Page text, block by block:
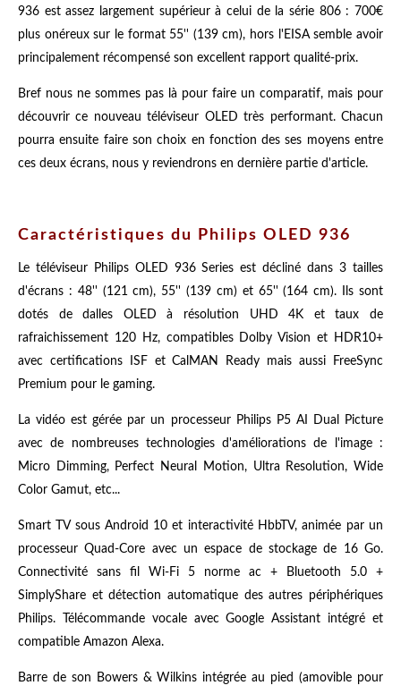
936 est assez largement supérieur à celui de la série 806 : 700€
plus onéreux sur le format 55'' (139 cm), hors l'EISA semble avoir
principalement récompensé son excellent rapport qualité-prix.
Bref nous ne sommes pas là pour faire un comparatif, mais pour
découvrir ce nouveau téléviseur OLED très performant. Chacun
pourra ensuite faire son choix en fonction des ses moyens entre
ces deux écrans, nous y reviendrons en dernière partie d'article.
Caractéristiques du Philips OLED 936
Le téléviseur Philips OLED 936 Series est décliné dans 3 tailles
d'écrans : 48'' (121 cm), 55'' (139 cm) et 65'' (164 cm). Ils sont
dotés de dalles OLED à résolution UHD 4K et taux de
rafraichissement 120 Hz, compatibles Dolby Vision et HDR10+
avec certifications ISF et CalMAN Ready mais aussi FreeSync
Premium pour le gaming.
La vidéo est gérée par un processeur Philips P5 AI Dual Picture
avec de nombreuses technologies d'améliorations de l'image :
Micro Dimming, Perfect Neural Motion, Ultra Resolution, Wide
Color Gamut, etc...
Smart TV sous Android 10 et interactivité HbbTV, animée par un
processeur Quad-Core avec un espace de stockage de 16 Go.
Connectivité sans fil Wi-Fi 5 norme ac + Bluetooth 5.0 +
SimplyShare et détection automatique des autres périphériques
Philips. Télécommande vocale avec Google Assistant intégré et
compatible Amazon Alexa.
Barre de son Bowers & Wilkins intégrée au pied (amovible pour